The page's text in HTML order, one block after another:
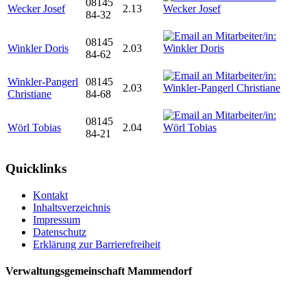
Wecker Josef
08145
84-32
2.13
Winkler Doris
08145
84-62
2.03
Winkler-Pangerl
Christiane
08145
84-68
2.03
Wörl Tobias
08145
84-21
2.04
Quicklinks
Kontakt
Inhaltsverzeichnis
Impressum
Datenschutz
Erklärung zur Barrierefreiheit
Verwaltungsgemeinschaft Mammendorf